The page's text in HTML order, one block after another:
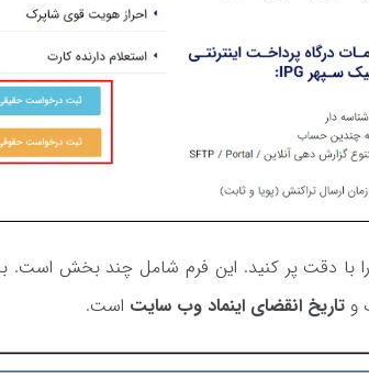
با دقت پر کنید. این فرم شامل چند بخش
وتاریخ انقضای اینماد وب سایت است.